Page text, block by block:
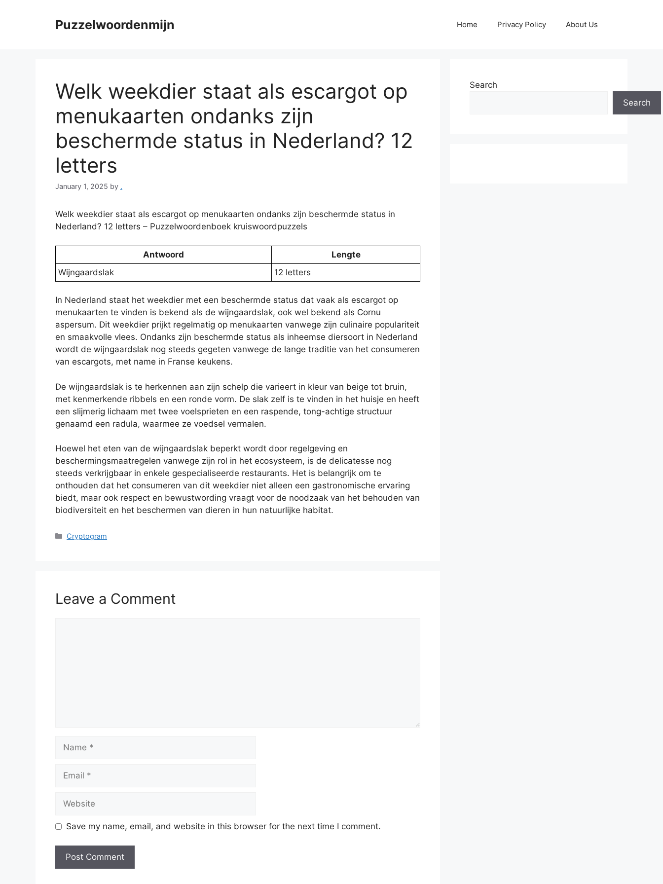
Puzzelwoordenmijn Home Privacy Policy About Us
Welk weekdier staat als escargot op
menukaarten ondanks zijn
beschermde status in Nederland? 12
letters
January 1, 2025 by .
Welk weekdier staat als escargot op menukaarten ondanks zijn beschermde status in
Nederland? 12 letters – Puzzelwoordenboek kruiswoordpuzzels
Antwoord
Lengte
Wijngaardslak
12 letters
In Nederland staat het weekdier met een beschermde status dat vaak als escargot op
menukaarten te vinden is bekend als de wijngaardslak, ook wel bekend als Cornu
aspersum. Dit weekdier prijkt regelmatig op menukaarten vanwege zijn culinaire populariteit
en smaakvolle vlees. Ondanks zijn beschermde status als inheemse diersoort in Nederland
wordt de wijngaardslak nog steeds gegeten vanwege de lange traditie van het consumeren
van escargots, met name in Franse keukens.
De wijngaardslak is te herkennen aan zijn schelp die varieert in kleur van beige tot bruin,
met kenmerkende ribbels en een ronde vorm. De slak zelf is te vinden in het huisje en heeft
een slijmerig lichaam met twee voelsprieten en een raspende, tong-achtige structuur
genaamd een radula, waarmee ze voedsel vermalen.
Hoewel het eten van de wijngaardslak beperkt wordt door regelgeving en
beschermingsmaatregelen vanwege zijn rol in het ecosysteem, is de delicatesse nog
steeds verkrijgbaar in enkele gespecialiseerde restaurants. Het is belangrijk om te
onthouden dat het consumeren van dit weekdier niet alleen een gastronomische ervaring
biedt, maar ook respect en bewustwording vraagt voor de noodzaak van het behouden van
biodiversiteit en het beschermen van dieren in hun natuurlijke habitat.
Categories
Cryptogram
Leave a Comment
Name
Email
Website
Save my name, email, and website in this browser for the next time I comment.
Search
Search